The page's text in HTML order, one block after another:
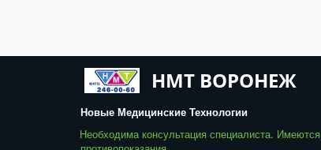
НМТ ВОРОНЕЖ
Новые Медицинские Технологии
Необходима консультация специалиста. Имеются